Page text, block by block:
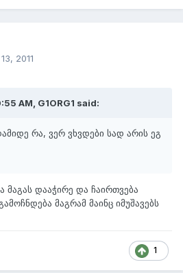
2011
AM, G1ORG1 said:
რა, ვერ ვხვდები სად არის ეგ
დააჭირე და ჩაირთვება
მაგრამ მაინც იმუშავებს
1